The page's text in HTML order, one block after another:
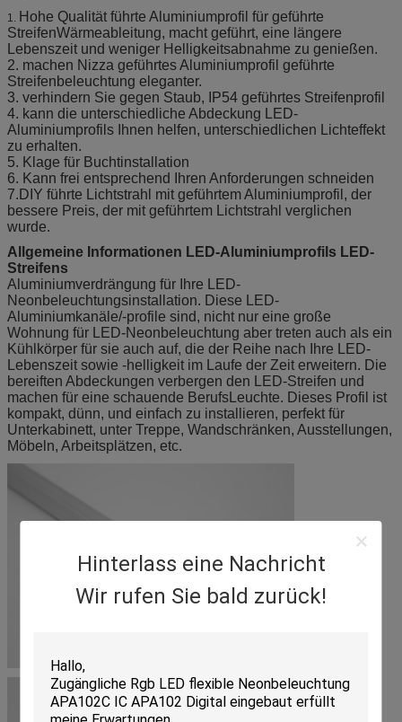
Hinterlass eine Nachricht
Wir rufen Sie bald zurück!
1. Hohe Qualität führte Aluminiumprofil für geführte
StreifenWärmeableitung, macht geführt, eine längere
Lebenszeit und weniger Helligkeitsabnahme zu genießen.
2. machen Nizza geführtes Aluminiumprofil geführte
Streifenbeleuchtung eleganter.
3. verhindern Sie gegen Staub, IP54 geführtes Streifenprofil
4. kann die unterschiedliche Abdeckung LED-
Aluminiumprofils Ihnen helfen, unterschiedlichen Lichteffekt
zu erhalten.
5. Klage für Buchtinstallation
6. Kann frei entsprechend Ihren Anforderungen schneiden
7.DIY führte Lichtstrahl mit geführtem Aluminiumprofil, der
bessere Preis, der mit geführtem Lichtstrahl verglichen
wurde.
Allgemeine Informationen LED-Aluminiumprofils LED-
Streifens
Aluminiumverdrängung für Ihre LED-
Neonbeleuchtungsinstallation. Diese LED-
Aluminiumkanäle/-profile sind, nicht nur eine große
Wohnung für LED-Neonbeleuchtung aber treten auch als ein
Kühlkörper für sie auch auf, die der Reihe nach Ihre LED-
Lebenszeit sowie -helligkeit im Laufe der Zeit erweitern. Die
bereiften Abdeckungen verbergen den LED-Streifen und
machen für eine schauende BerufsLeuchte. Dieses Profil ist
kompakt, dünn, und einfach zu installieren, perfekt für
Unterkabinett, unter Treppe, Wandschränken, Ausstellungen,
Möbeln, Arbeitsplätzen, etc.